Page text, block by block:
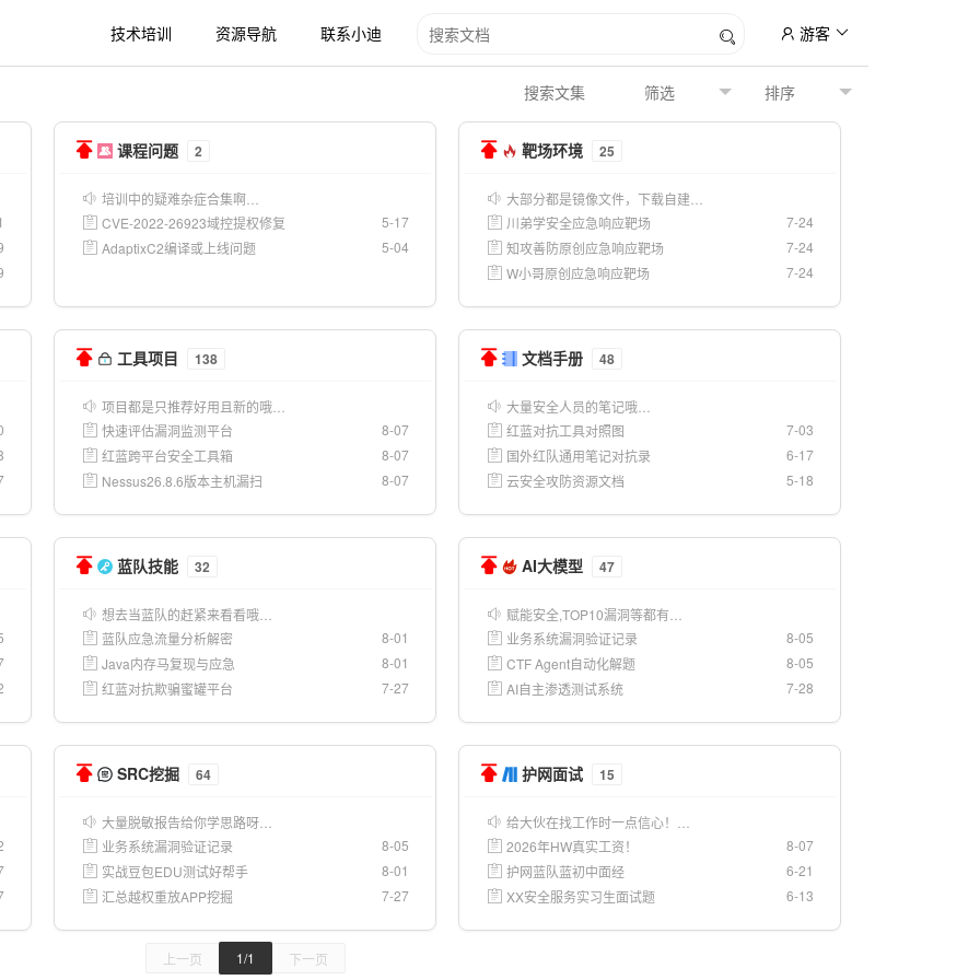
技术培训 资源导航 联系小迪 游客
课程问题 2
培训中的疑难杂症合集啊…
CVE-2022-26923域控提权修复
5-17
AdaptixC2编译或上线问题
5-04
靶场环境 25
大部分都是镜像文件，下载自建…
川弟学安全应急响应靶场
7-24
知攻善防原创应急响应靶场
7-24
W小哥原创应急响应靶场
7-24
工具项目 138
项目都是只推荐好用且新的哦…
快速评估漏洞监测平台
8-07
红蓝跨平台安全工具箱
8-07
Nessus26.8.6版本主机漏扫
8-07
文档手册 48
大量安全人员的笔记哦…
红蓝对抗工具对照图
7-03
国外红队通用笔记对抗录
6-17
云安全攻防资源文档
5-18
蓝队技能 32
想去当蓝队的赶紧来看看哦…
蓝队应急流量分析解密
8-01
Java内存马复现与应急
8-01
红蓝对抗欺骗蜜罐平台
7-27
AI大模型 47
赋能安全,TOP10漏洞等都有…
业务系统漏洞验证记录
8-05
CTF Agent自动化解题
8-05
AI自主渗透测试系统
7-28
SRC挖掘 64
大量脱敏报告给你学思路呀…
业务系统漏洞验证记录
8-05
实战豆包EDU测试好帮手
8-01
汇总越权重放APP挖掘
7-27
护网面试 15
给大伙在找工作时一点信心！…
2026年HW真实工资！
8-07
护网蓝队蓝初中面经
6-21
XX安全服务实习生面试题
6-13
上一页 1/1 下一页